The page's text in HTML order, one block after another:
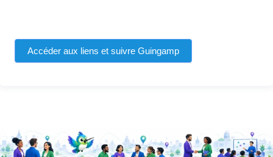
Accéder aux liens et suivre Guingamp